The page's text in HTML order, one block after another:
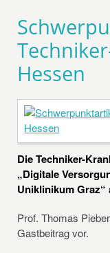
Hessen
Die Techniker-
„Digitale
Uniklinikum
Prof. Thomas
Gastbeitrag vor.